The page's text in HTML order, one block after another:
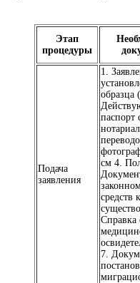
Этап
процедуры
Подача
заявления
1.
образца
паспорт
см 4.
средств к
Справка
7.